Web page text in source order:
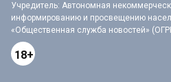
Учредитель: Автономная
информированию и просвещению
«Общественная служба новостей»
18+